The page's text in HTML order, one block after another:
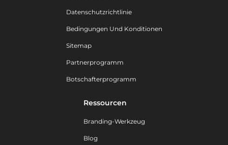
Datenschutzrichtlinie
Bedingungen Und Konditionen
Sitemap
Partnerprogramm
Botschafterprogramm
Ressourcen
Branding-Werkzeug
Blog